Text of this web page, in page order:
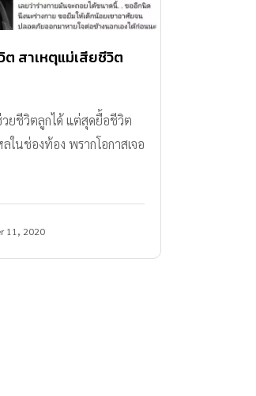
สาเหตุแม่เสียชีวิต
ยชีวิตลูกได้ แต่สุดยื้อชีวิต
ลในช่องท้อง พรากโอกาสเจอ
11, 2020